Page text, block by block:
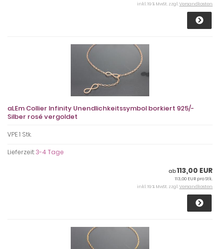
inkl. 19 % MwSt. zzgl.Versandkosten
aLEm Collier Infinity Unendlichkeitssymbol borkiert 925/-
Silber rosé vergoldet
VPE 1 Stk.
Lieferzeit:3-4 Tage
ab113,00 EUR
113,00 EUR pro Stk.
inkl. 19 % MwSt. zzgl.Versandkosten